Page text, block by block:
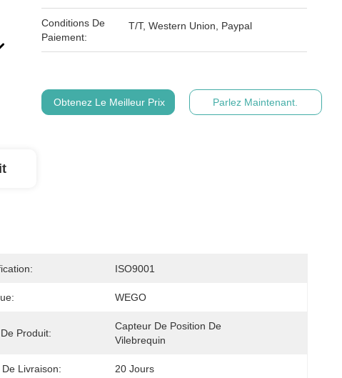
Conditions De
Paiement:
T/T, Western Union, Paypal
Obtenez Le Meilleur Prix Parlez Maintenant.
ISO9001
WEGO
Produit:
Capteur De Position De
Vilebrequin
De Livraison: 20 Jours